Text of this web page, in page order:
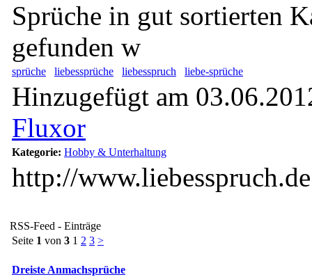
Sprüche in gut sortierten
gefunden w
sprüche liebessprüche liebesspruch liebe-sprüche
Hinzugefügt am
Fluxor
Kategorie: Hobby & Unterhaltung
http://www.liebesspruch.de
RSS-Feed - Einträge
Seite 1 von 3 1 2 3 >
Dreiste Anmachsprüche